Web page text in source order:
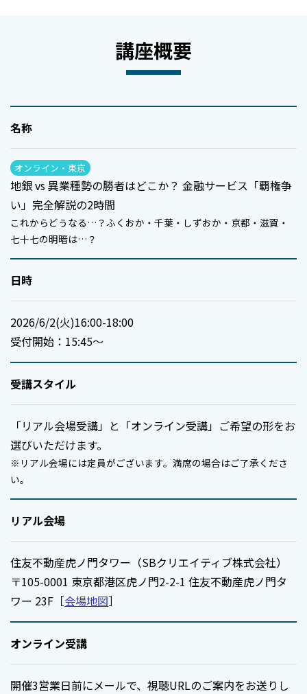
講座概要
名称
オンライン・東京
地銀 vs 異業種勢の勝者はどこか？ 金融サービス「覇権争
い」完全解説の2時間
これからどうなる…？ふくおか・千葉・しずおか・京都・滋賀・
七十七の明暗は…？
日時
2026/6/2(火)16:00-18:00
受付開始：15:45～
受講スタイル
「リアル会場受講」と「オンライン受講」ご希望の形をお
選びいただけます。
※リアル会場には定員がございます。満席の場合はご了承くださ
い。
リアル会場
住友不動産虎ノ門タワー（SBクリエイティブ株式会社）
〒105-0001 東京都港区虎ノ門2-2-1 住友不動産虎ノ門タ
ワー 23F［会場地図］
オンライン受講
開催3営業日前にメールで、視聴URLのご案内をお送りし